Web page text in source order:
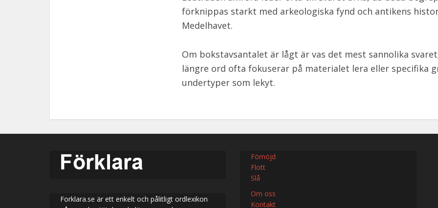
förknippas starkt med arkeologiska fynd och antikens
Medelhavet.
Om bokstavsantalet är lågt är vas det mest sannolika
längre ord ofta fokuserar på materialet lera eller specifika
undertyper som lekyt.
Forklara.se är ett enkelt och pålitligt ordlexikon
Förnöjd
Flott
Slå
Om oss
Kontakt